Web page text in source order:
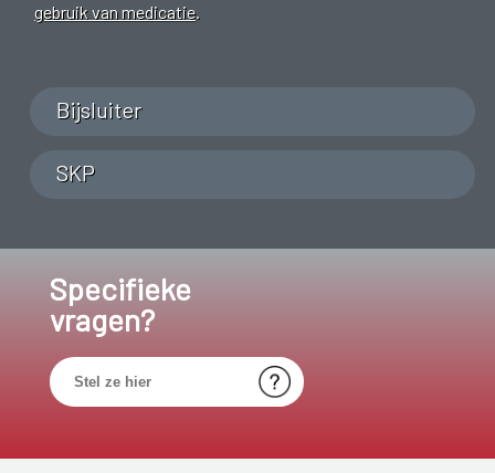
gebruik van medicatie.
Bijsluiter
SKP
Specifieke
vragen?